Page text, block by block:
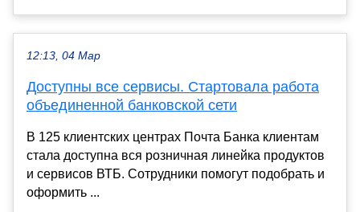
12:13, 04 Мар
Доступны все сервисы. Стартовала работа
объединенной банковской сети
В 125 клиентских центрах Почта Банка клиентам
стала доступна вся розничная линейка продуктов
и сервисов ВТБ. Сотрудники помогут подобрать и
оформить ...